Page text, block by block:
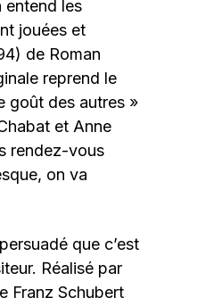
entend les
jouées et
de Roman
reprend le
goût des autres »
et Anne
rendez-vous
on va
que c’est
Réalisé par
Franz Schubert